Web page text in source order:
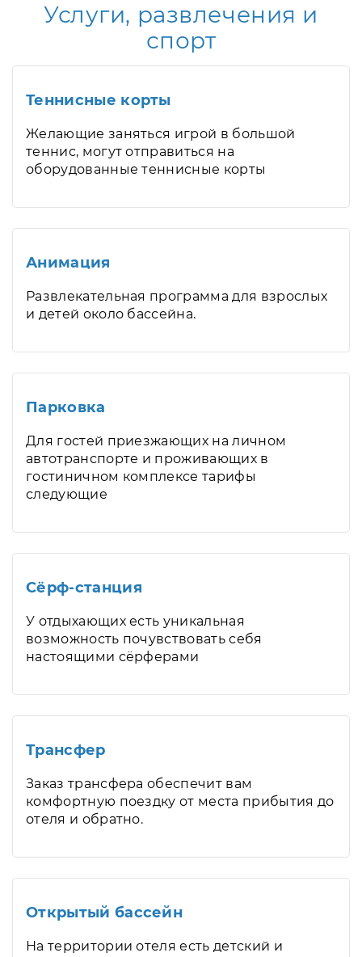
Услуги, развлечения и
спорт
Теннисные корты
Желающие заняться игрой в большой
теннис, могут отправиться на
оборудованные теннисные корты
Анимация
Развлекательная программа для взрослых
и детей около бассейна.
Парковка
Для гостей приезжающих на личном
автотранспорте и проживающих в
гостиничном комплексе тарифы
следующие
Сёрф-станция
У отдыхающих есть уникальная
возможность почувствовать себя
настоящими сёрферами
Трансфер
Заказ трансфера обеспечит вам
комфортную поездку от места прибытия до
отеля и обратно.
Открытый бассейн
На территории отеля есть детский и